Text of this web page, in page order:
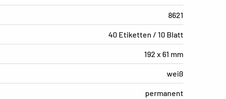
8621
40 Etiketten / 10 Blatt
192 x 61 mm
weiß
permanent